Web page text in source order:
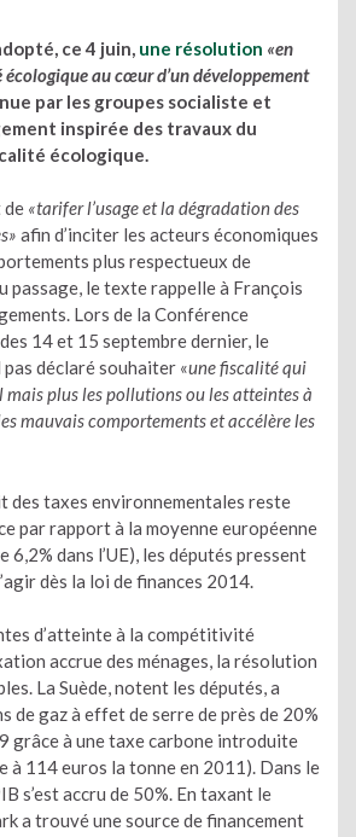
ce 4 juin, une résolution «en
au cœur d’un développement
par les groupes socialiste et
inspirée des travaux du
écologique.
de «tarifer l’usage et la dégradation des
afin d’inciter les acteurs économiques
plus respectueux de
passage, le texte rappelle à François
Lors de la Conférence
14 et 15 septembre dernier, le
déclaré souhaiter «une fiscalité qui
plus les pollutions ou les atteintes à
mauvais comportements et accélère les
des taxes environnementales reste
par rapport à la moyenne européenne
6,2% dans l’UE), les députés pressent
dès la loi de finances 2014.
d’atteinte à la compétitivité
accrue des ménages, la résolution
La Suède, notent les députés, a
de gaz à effet de serre de près de 20%
grâce à une taxe carbone introduite
à 114 euros la tonne en 2011). Dans le
s’est accru de 50%. En taxant le
a trouvé une source de financement